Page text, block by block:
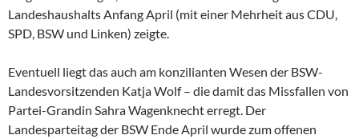
Landeshaushalts Anfang April (mit einer Mehrheit aus CDU,
SPD, BSW und Linken) zeigte.
Eventuell liegt das auch am konzilianten Wesen der BSW-
Landesvorsitzenden Katja Wolf – die damit das Missfallen von
Partei-Grandin Sahra Wagenknecht erregt. Der
Landesparteitag der BSW Ende April wurde zum offenen